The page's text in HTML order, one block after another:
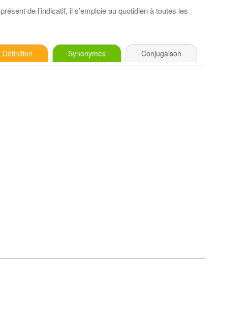
de l’indicatif, il s’emploie au quotidien à toutes les
Définition Synonymes Conjugaison